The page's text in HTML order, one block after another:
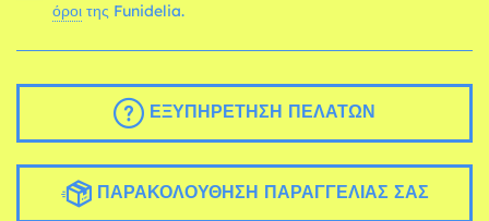
όροι της Funidelia.
ΕΞΥΠΗΡΈΤΗΣΗ ΠΕΛΑΤΏΝ
ΠΑΡΑΚΟΛΟΎΘΗΣΗ ΠΑΡΑΓΓΕΛΊΑΣ ΣΑΣ